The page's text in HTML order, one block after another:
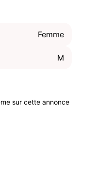
Femme
M
sur cette annonce